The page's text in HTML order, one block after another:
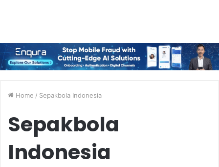
Home / Sepakbola Indonesia
Sepakbola
Indonesia